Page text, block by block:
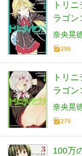
トリ
ラゴン
奈央晃
296
トリ
ラゴン
奈央晃
279
100万